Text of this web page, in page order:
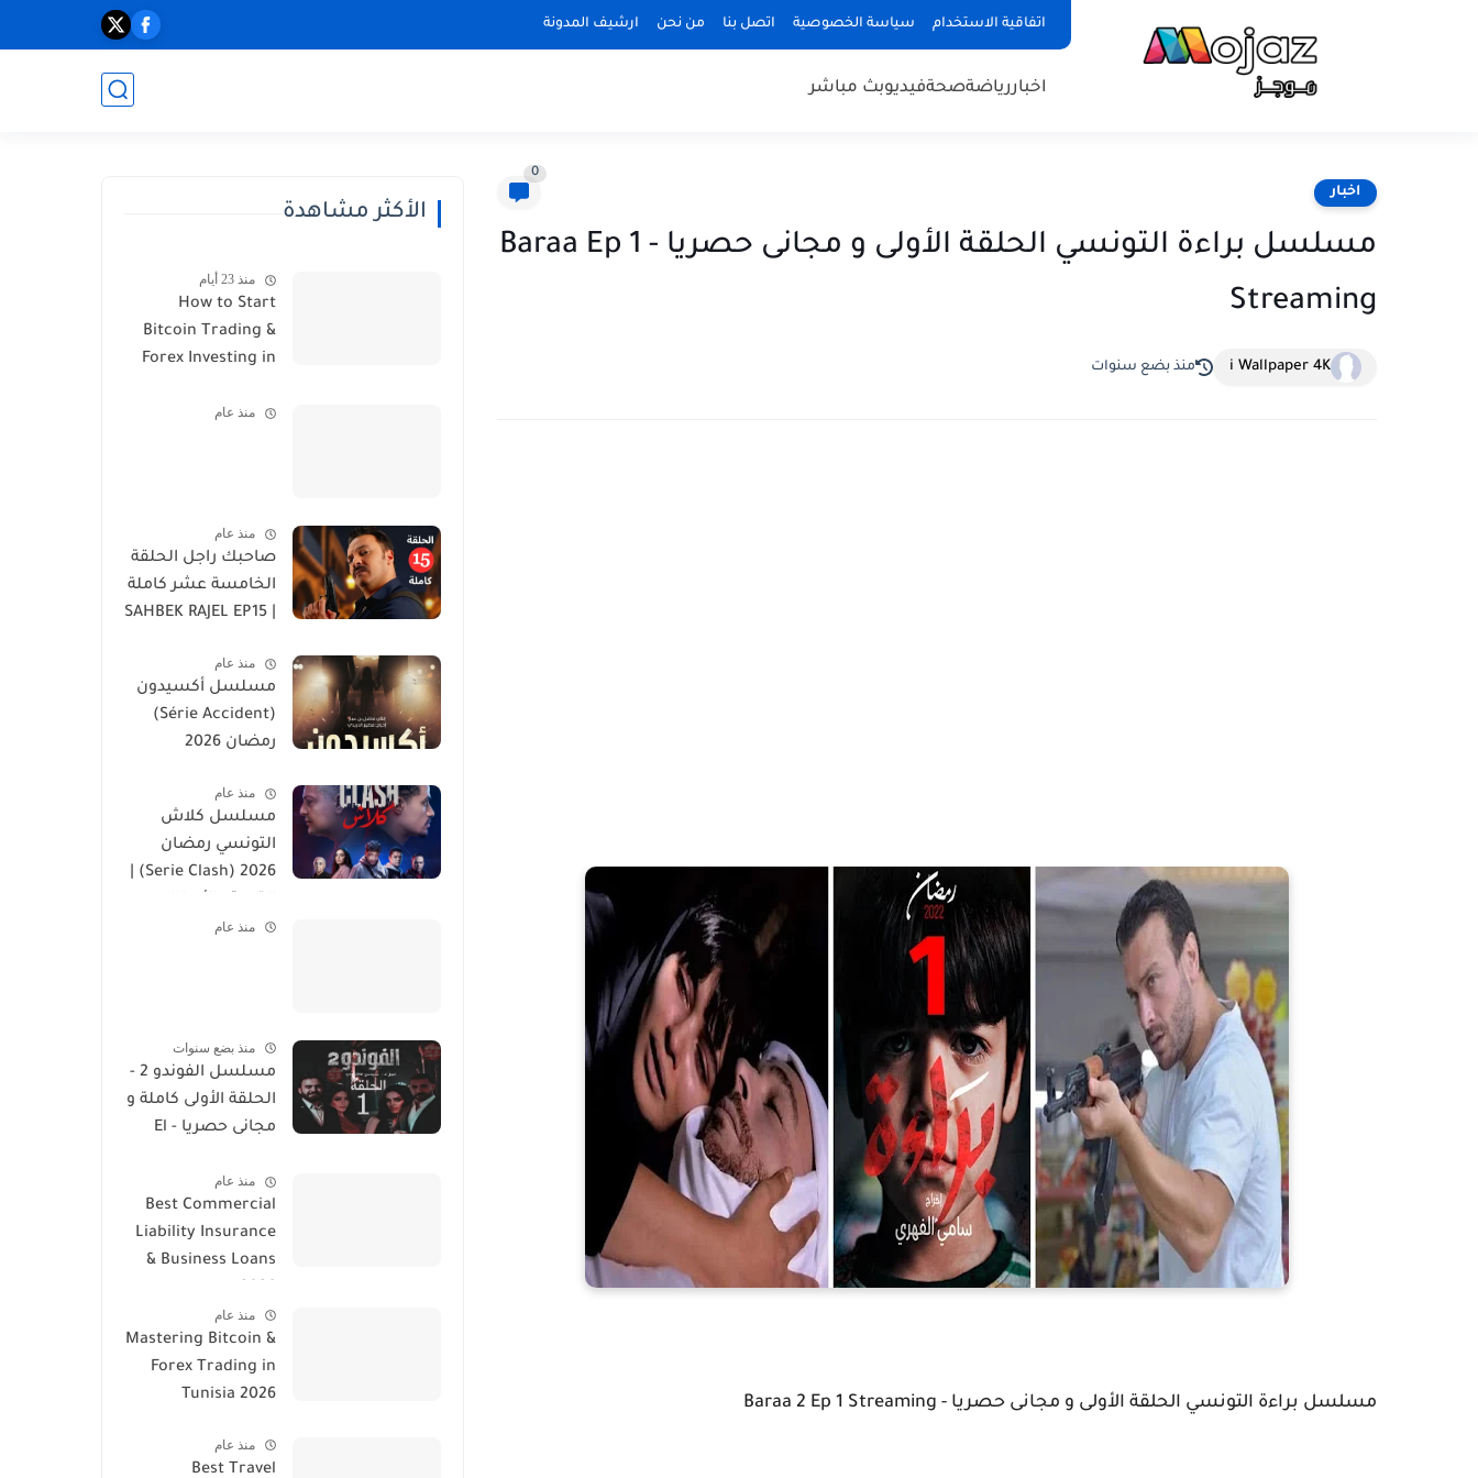
اتفاقية الاستخدام سياسة الخصوصية اتصل بنا من نحن ارشيف المدونة
اخباررياضةصحةفيديوبث مباشر
اخبار
0
مسلسل براءة التونسي الحلقة الأولى و مجانى حصريا - Baraa Ep 1
Streaming
i Wallpaper 4K منذ بضع سنوات
مسلسل براءة التونسي الحلقة الأولى و مجانى حصريا - Baraa 2 Ep 1 Streaming
الأكثر مشاهدة
منذ 23 أيام
How to Start
Bitcoin Trading &
Forex Investing in
منذ عام
منذ عام
صاحبك راجل الحلقة
الخامسة عشر كاملة
منذ عام
مسلسل أكسيدون
(Série Accident)
رمضان 2026
منذ عام
مسلسل كلاش
التونسي رمضان
2026 (Serie Clash) |
وموعد العرض
منذ عام
منذ بضع سنوات
مسلسل الفوندو 2 -
الحلقة الأولى كاملة و
مجانى حصريا - El
Streaming
منذ عام
Best Commercial
Liability Insurance
& Business Loans
منذ عام
Mastering Bitcoin &
Forex Trading in
Tunisia 2026
منذ عام
Best Travel